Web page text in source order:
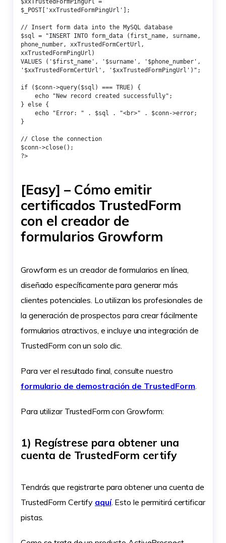
$_POST['xxTrustedFormPingUrl'];
// Insert form data into the MySQL database
$sql = "INSERT INTO form_data (first_name, surname,
phone_number, xxTrustedFormCertUrl,
xxTrustedFormPingUrl)
VALUES ('$first_name', '$surname', '$phone_number',
'$xxTrustedFormCertUrl', '$xxTrustedFormPingUrl')";
if ($conn->query($sql) === TRUE) {
} else {
}
// Close the connection
$conn->close();
?>
[Easy] – Cómo emitir
certificados TrustedForm
con el creador de
formularios Growform
Growform es un creador de formularios en línea,
diseñado específicamente para generar más
clientes potenciales. Lo utilizan los profesionales de
la generación de prospectos para crear fácilmente
formularios atractivos, e incluye una integración de
TrustedForm con un solo clic.
Para ver el resultado final, consulte nuestro
formulario de demostración de TrustedForm
Para utilizar TrustedForm con Growform:
1) Regístrese para obtener una
cuenta de TrustedForm certify
Tendrás que registrarte para obtener una cuenta de
TrustedForm Certify aquí. Esto le permitirá certificar
pistas.